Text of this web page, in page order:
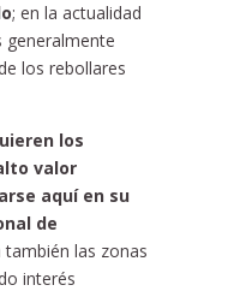
; en la actualidad
los rebollares
los
valor
aquí en su
de
también las zonas
interés